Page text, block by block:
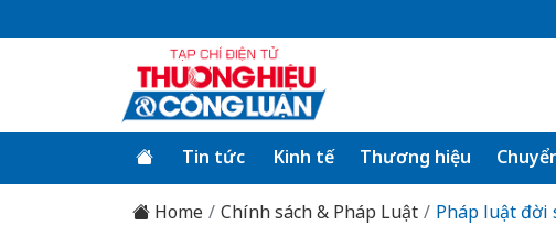
Tin tức Kinh tế Thương hiệu
Home Chính sách & Pháp Luật Pháp luật đời